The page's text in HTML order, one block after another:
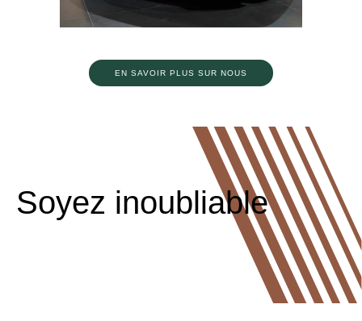
EN SAVOIR PLUS SUR NOUS
Soyez inoubliable